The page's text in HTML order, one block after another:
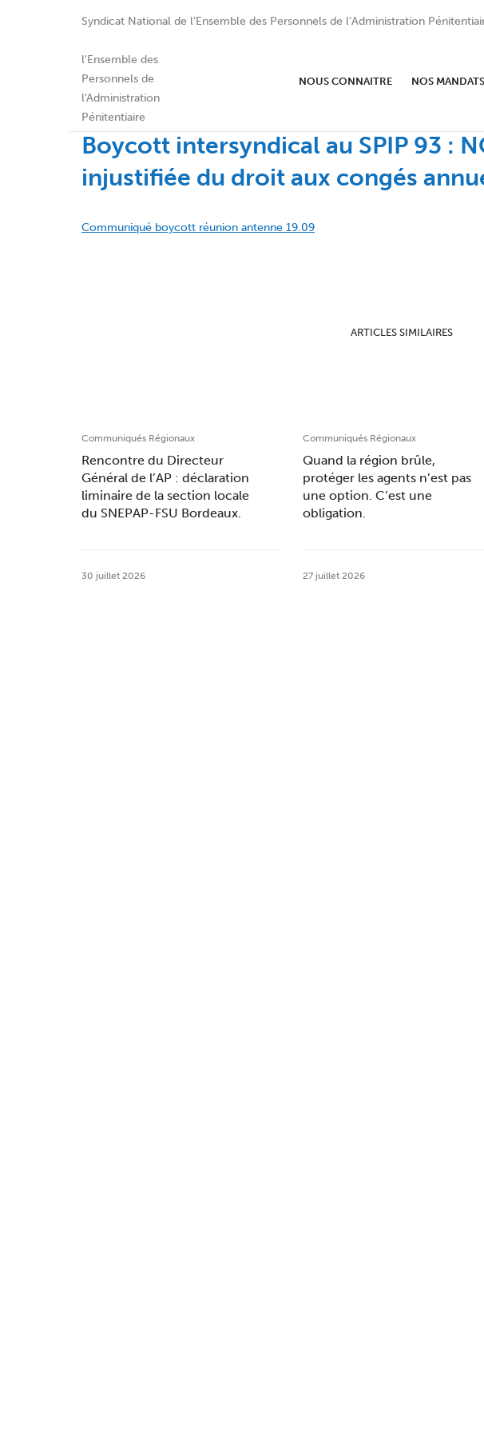
Syndicat National de l’Ensemble des Personnels de l’Administration
NOUS CONNAITRE NOS MANDATS
Boycott intersyndical au SPIP 93 :
injustifiée du droit aux congés
Communiqué boycott réunion antenne 19.09
ARTICLES SIMILAIRES
Communiqués Régionaux
Rencontre du Directeur
Général de l’AP : déclaration
liminaire de la section locale
du SNEPAP-FSU Bordeaux.
30 juillet 2026
Communiqués Régionaux
Quand la région brûle,
protéger les agents n’est pas
une option. C’est une
obligation.
27 juillet 2026